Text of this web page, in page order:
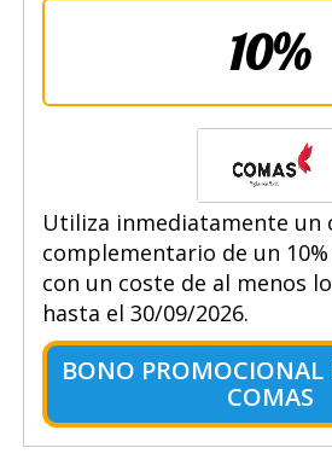
10%
Utiliza inmediatamente un
complementario de un
con un coste de al menos
hasta el 30/09/2026.
BONO PROMOCIONAL
COMAS